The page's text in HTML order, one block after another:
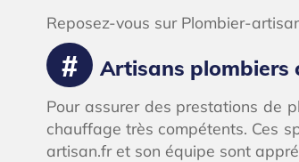
Reposez-vous sur Plombier-
Artisans plombiers
Pour assurer des prestations de
chauffage très compétents. Ces
artisan.fr et son équipe sont